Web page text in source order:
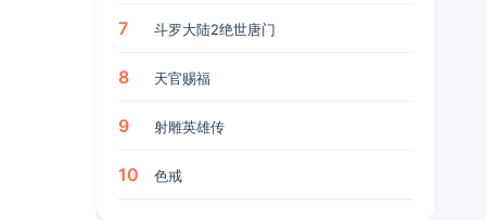
7 斗罗大陆2绝世唐门
8 天官赐福
9 射雕英雄传
10 色戒